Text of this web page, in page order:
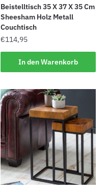
Beistelltisch 35 X 37 X 35 Cm
Sheesham Holz Metall
Couchtisch
€114,95
In den Warenkorb